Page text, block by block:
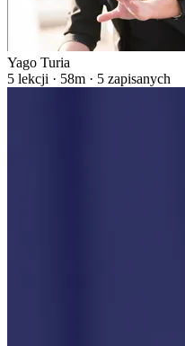
Yago Turia
5 lekcji · 58m · 5 zapisanych